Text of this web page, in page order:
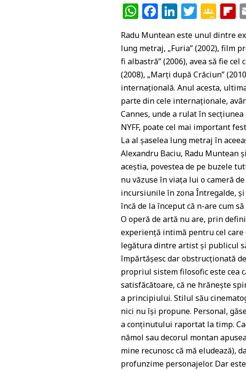
W
h
at
s
A
p
p
F
c
e
b
o
o
k
Li
k
e
dI
n
T
itt
e
r
G
o
o
gl
e
Cl
a
ss
r
o
o
m
b
o
d
Radu Muntean este unul dintre
lung metraj, „Furia” (2002), film
fi albastră” (2006), avea să fie
(2008), „Marți după Crăciun”
internațională. Anul acesta,
parte din cele internaționale,
Cannes, unde a rulat în
NYFF, poate cel mai important
La al șaselea lung metraj în
Alexandru Baciu, Radu Muntean
aceștia, povestea de pe buzele
nu văzuse în viața lui o cameră
incursiunile în zona Întregalde,
încă de la început că n-are cum
O operă de artă nu are, prin
experiență intimă pentru cel
legătura dintre artist și publicul
împărtășesc dar obstrucționată
propriul sistem filosofic este cea
satisfăcătoare, că ne hrănește
a principiului. Stilul său
nici nu își propune. Personal,
a conținutului raportat la timp.
nămol sau decorul montan
mine recunosc că mă
profunzime personajelor. Dar